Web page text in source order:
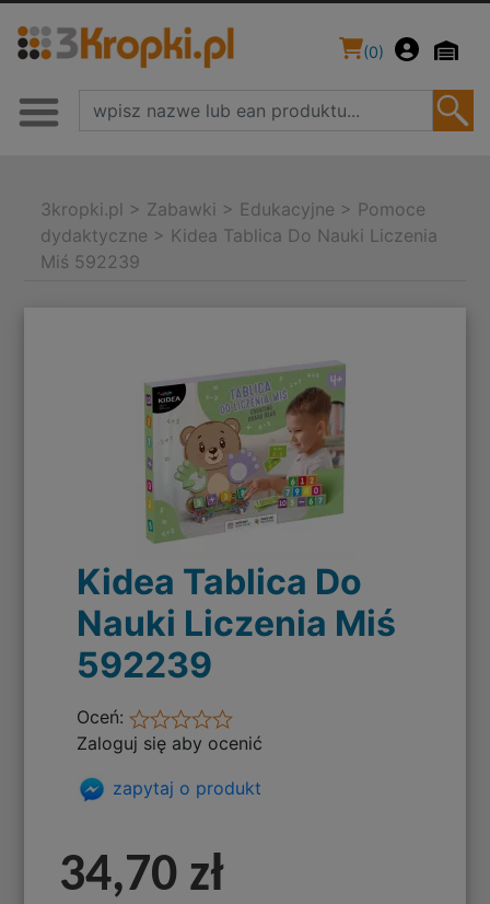
(0)
3kropki.pl > Zabawki > Edukacyjne > Pomoce
dydaktyczne > Kidea Tablica Do Nauki Liczenia
Miś 592239
Kidea Tablica Do
Nauki Liczenia Miś
592239
Oceń:
Zaloguj się aby ocenić
zapytaj o produkt
34,70 zł